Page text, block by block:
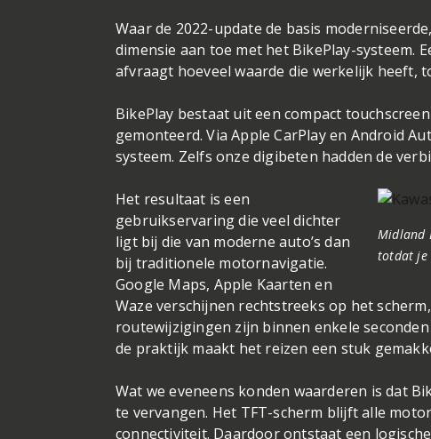
BikePlay maakt het
Waar de 2022-update de basis
dimensie aan toe met het BikePlay-systeem.
afvraagt hoeveel waarde die werkelijk heeft,
BikePlay bestaat uit een compact
gemonteerd. Via Apple CarPlay en Android
systeem. Zelfs onze digibeten hadden de
Midland
totdat je
Het resultaat is een
gebruikservaring die veel dichter
ligt bij die van moderne auto’s dan
bij traditionele motornavigatie.
Google Maps, Apple Kaarten en
Waze verschijnen rechtstreeks op het
routewijzigingen zijn binnen enkele
de praktijk maakt het reizen een stuk